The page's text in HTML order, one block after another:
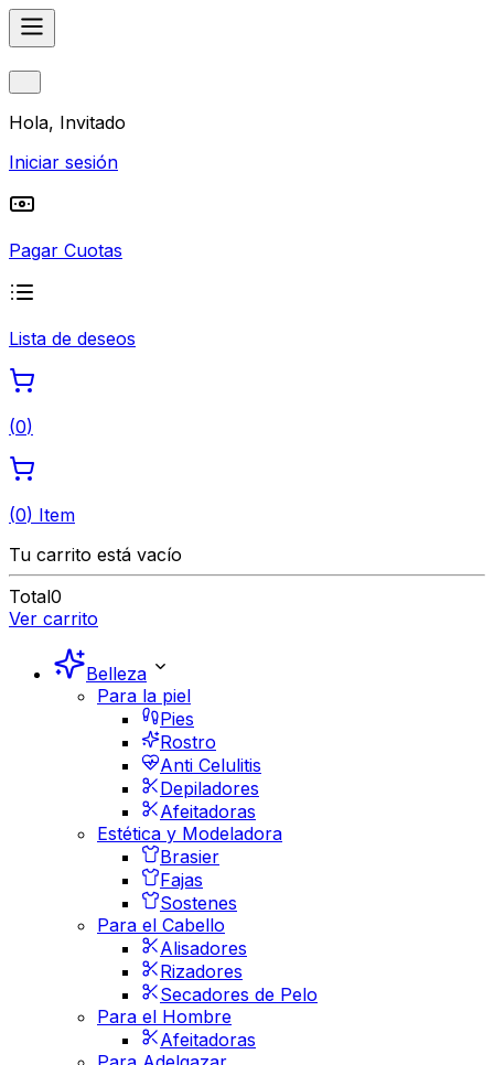
Hola, Invitado
Iniciar sesión
Pagar Cuotas
Lista de deseos
(0)
(0) Item
Tu carrito está vacío
Total0
Ver carrito
Belleza
Para la piel
Pies
Rostro
Anti Celulitis
Depiladores
Afeitadoras
Estética y Modeladora
Brasier
Fajas
Sostenes
Para el Cabello
Alisadores
Rizadores
Secadores de Pelo
Para el Hombre
Afeitadoras